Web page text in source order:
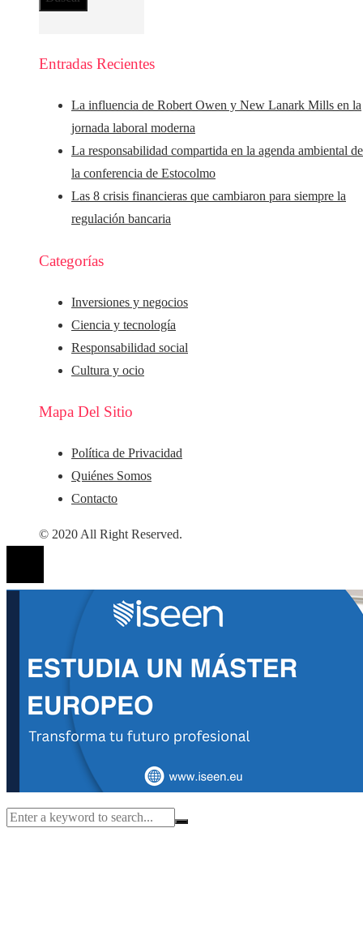
Entradas Recientes
La influencia de Robert Owen y New Lanark Mills en la
jornada laboral moderna
La responsabilidad compartida en la agenda ambiental
la conferencia de Estocolmo
Las 8 crisis financieras que cambiaron para siempre la
regulación bancaria
Categorías
Inversiones y negocios
Ciencia y tecnología
Responsabilidad social
Cultura y ocio
Mapa Del Sitio
Política de Privacidad
Quiénes Somos
Contacto
© 2020 All Right Reserved.